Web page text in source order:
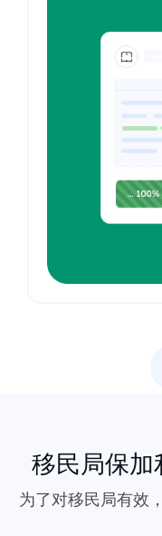
移民局保加
为了对移民局有效